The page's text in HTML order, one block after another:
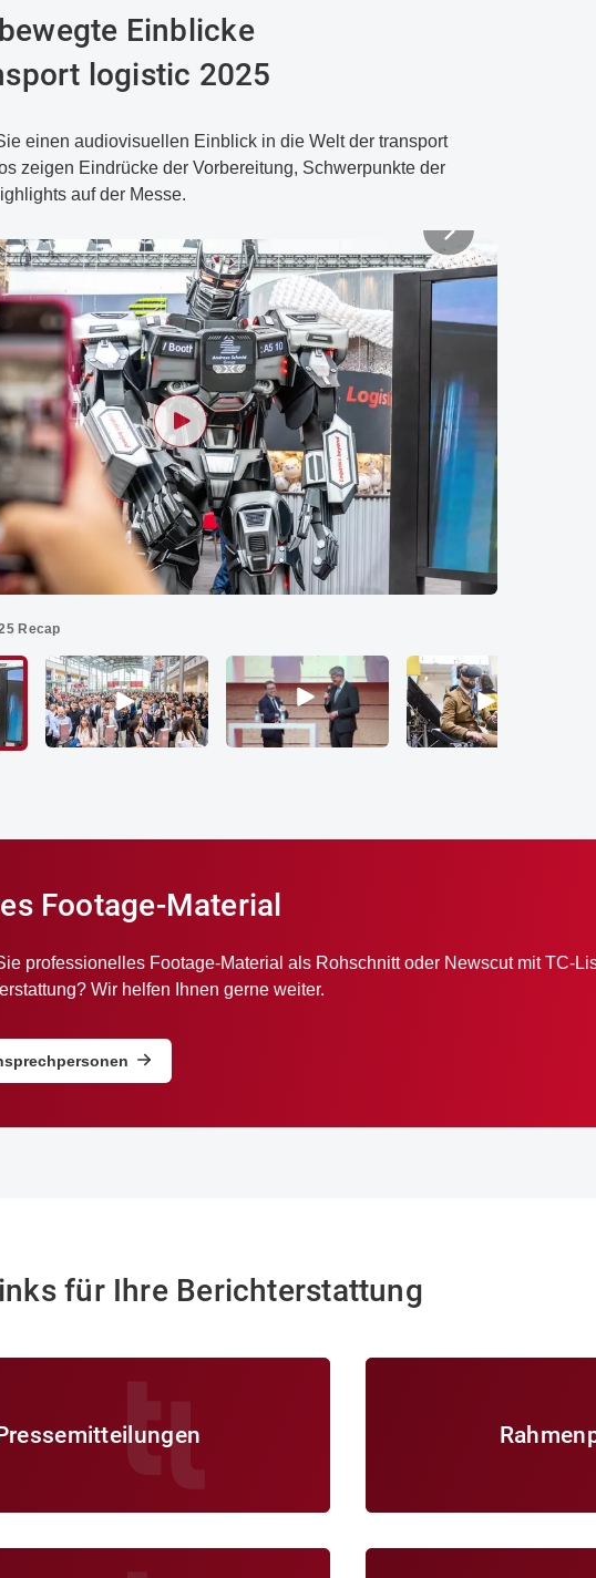
Einblicke
logistic 2025
einen audiovisuellen Einblick in die Welt der transport
zeigen Eindrücke der Vorbereitung, Schwerpunkte der
auf der Messe.
Recap
Video abspielen
Footage-Material
professionelles Footage-Material als Rohschnitt oder Newscut mit TC-
Wir helfen Ihnen gerne weiter.
für Ihre Berichterstattung
Rahmenprogramm
Pressekontakt